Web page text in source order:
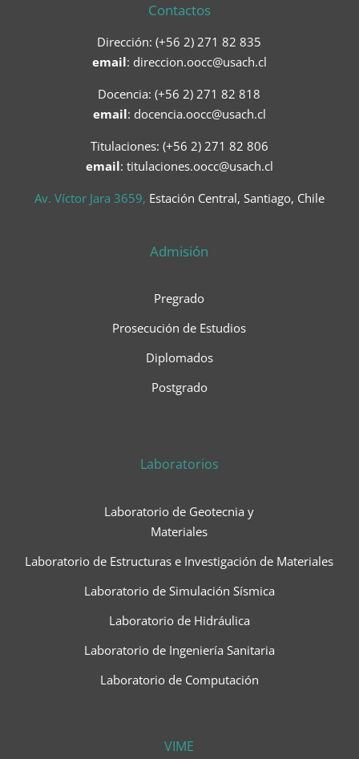
Contactos
Dirección: (+56 2) 271 82 835
email: direccion.oocc@usach.cl
Docencia: (+56 2) 271 82 818
email: docencia.oocc@usach.cl
Titulaciones: (+56 2) 271 82 806
email: titulaciones.oocc@usach.cl
Av. Víctor Jara 3659, Estación Central, Santiago, Chile
Admisión
Pregrado
Prosecución de Estudios
Diplomados
Postgrado
Laboratorios
Laboratorio de Geotecnia y
Materiales
Laboratorio de Estructuras e Investigación de Materiales
Laboratorio de Simulación Sísmica
Laboratorio de Hidráulica
Laboratorio de Ingeniería Sanitaria
Laboratorio de Computación
VIME